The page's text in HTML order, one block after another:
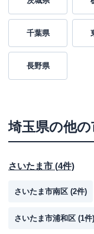
千葉県
長野県
埼玉県の他
さいたま市 (4件)
さいたま市南区 (2件)
さいたま市浦和区 (1件)